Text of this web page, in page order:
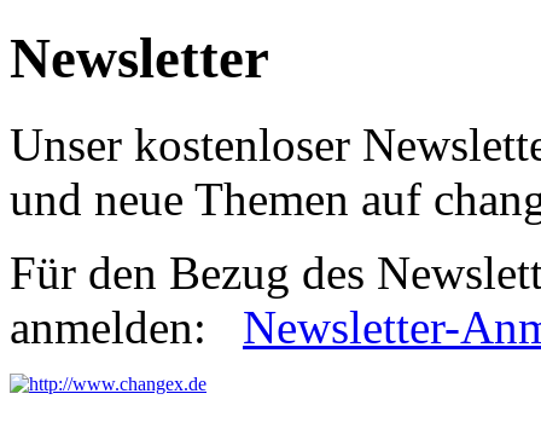
Newsletter
Unser kostenloser
und neue Themen auf
Für den Bezug des
anmelden: Newsletter-